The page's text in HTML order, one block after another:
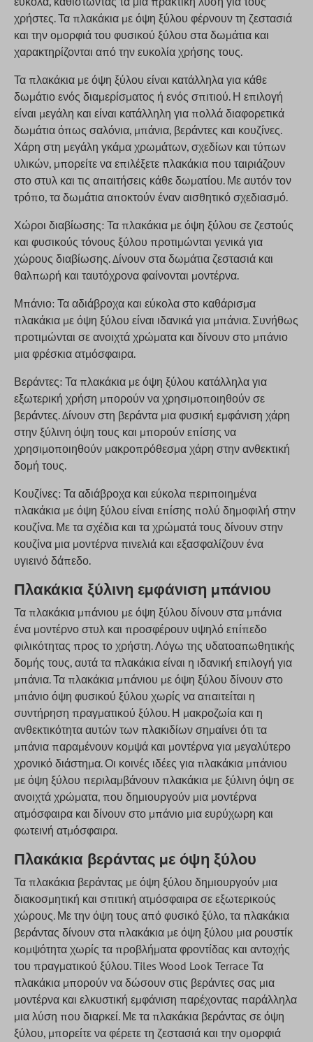
χρήστες. Τα πλακάκια με όψη ξύλου φέρνουν τη ζεστασιά
και την ομορφιά του φυσικού ξύλου στα δωμάτια και
χαρακτηρίζονται από την ευκολία χρήσης τους.
Τα πλακάκια με όψη ξύλου είναι κατάλληλα για κάθε
δωμάτιο ενός διαμερίσματος ή ενός σπιτιού. Η επιλογή
είναι μεγάλη και είναι κατάλληλη για πολλά διαφορετικά
δωμάτια όπως σαλόνια, μπάνια, βεράντες και κουζίνες.
Χάρη στη μεγάλη γκάμα χρωμάτων, σχεδίων και τύπων
υλικών, μπορείτε να επιλέξετε πλακάκια που ταιριάζουν
στο στυλ και τις απαιτήσεις κάθε δωματίου. Με αυτόν τον
τρόπο, τα δωμάτια αποκτούν έναν αισθητικό σχεδιασμό.
Χώροι διαβίωσης: Τα πλακάκια με όψη ξύλου σε ζεστούς
και φυσικούς τόνους ξύλου προτιμώνται γενικά για
χώρους διαβίωσης. Δίνουν στα δωμάτια ζεστασιά και
θαλπωρή και ταυτόχρονα φαίνονται μοντέρνα.
Μπάνιο: Τα αδιάβροχα και εύκολα στο καθάρισμα
πλακάκια με όψη ξύλου είναι ιδανικά για μπάνια. Συνήθως
προτιμώνται σε ανοιχτά χρώματα και δίνουν στο μπάνιο
μια φρέσκια ατμόσφαιρα.
Βεράντες: Τα πλακάκια με όψη ξύλου κατάλληλα για
εξωτερική χρήση μπορούν να χρησιμοποιηθούν σε
βεράντες. Δίνουν στη βεράντα μια φυσική εμφάνιση χάρη
στην ξύλινη όψη τους και μπορούν επίσης να
χρησιμοποιηθούν μακροπρόθεσμα χάρη στην ανθεκτική
δομή τους.
Κουζίνες: Τα αδιάβροχα και εύκολα περιποιημένα
πλακάκια με όψη ξύλου είναι επίσης πολύ δημοφιλή στην
κουζίνα. Με τα σχέδια και τα χρώματά τους δίνουν στην
κουζίνα μια μοντέρνα πινελιά και εξασφαλίζουν ένα
υγιεινό δάπεδο.
Πλακάκια ξύλινη εμφάνιση μπάνιου
Τα πλακάκια μπάνιου με όψη ξύλου δίνουν στα μπάνια
ένα μοντέρνο στυλ και προσφέρουν υψηλό επίπεδο
φιλικότητας προς το χρήστη. Λόγω της υδατοαπωθητικής
δομής τους, αυτά τα πλακάκια είναι η ιδανική επιλογή για
μπάνια. Τα πλακάκια μπάνιου με όψη ξύλου δίνουν στο
μπάνιο όψη φυσικού ξύλου χωρίς να απαιτείται η
συντήρηση πραγματικού ξύλου. Η μακροζωία και η
ανθεκτικότητα αυτών των πλακιδίων σημαίνει ότι τα
μπάνια παραμένουν κομψά και μοντέρνα για μεγαλύτερο
χρονικό διάστημα. Οι κοινές ιδέες για πλακάκια μπάνιου
με όψη ξύλου περιλαμβάνουν πλακάκια με ξύλινη όψη σε
ανοιχτά χρώματα, που δημιουργούν μια μοντέρνα
ατμόσφαιρα και δίνουν στο μπάνιο μια ευρύχωρη και
φωτεινή ατμόσφαιρα.
Πλακάκια βεράντας με όψη ξύλου
Τα πλακάκια βεράντας με όψη ξύλου δημιουργούν μια
διακοσμητική και σπιτική ατμόσφαιρα σε εξωτερικούς
χώρους. Με την όψη τους από φυσικό ξύλο, τα πλακάκια
βεράντας δίνουν στα πλακάκια με όψη ξύλου μια ρουστίκ
κομψότητα χωρίς τα προβλήματα φροντίδας και αντοχής
του πραγματικού ξύλου. Tiles Wood Look Terrace Τα
πλακάκια μπορούν να δώσουν στις βεράντες σας μια
μοντέρνα και ελκυστική εμφάνιση παρέχοντας παράλληλα
μια λύση που διαρκεί. Με τα πλακάκια βεράντας σε όψη
ξύλου, μπορείτε να φέρετε τη ζεστασιά και την ομορφιά